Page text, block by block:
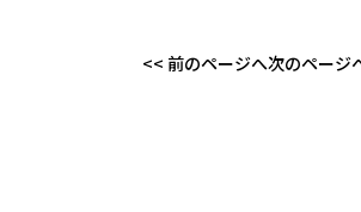
<< 前のページへ次のページ